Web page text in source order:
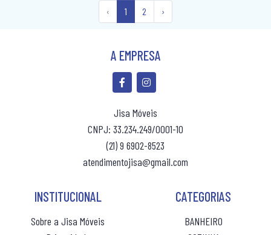
‹ 1 2 ›
A EMPRESA
Jisa Móveis
CNPJ: 33.234.249/0001-10
(21) 9 6902-8523
atendimentojisa@gmail.com
INSTITUCIONAL
Sobre a Jisa Móveis
CATEGORIAS
BANHEIRO